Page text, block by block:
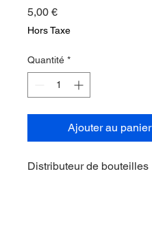
5,00 €Prix
Hors Taxe
Quantité *
Ajouter au panier
Distributeur de bouteilles